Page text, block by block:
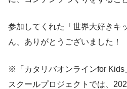
参加してくれた「世界大好きキ
ん、ありがとうございました！
※「カタリバオンラインfor Kids
スクールプロジェクトでは、